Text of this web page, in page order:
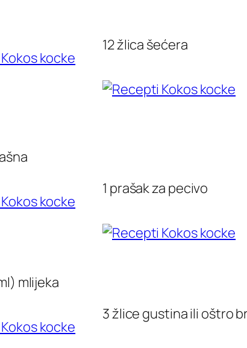
12 žlica šećera
1 prašak za pecivo
mlijeka
3 žlice gustina ili oštro